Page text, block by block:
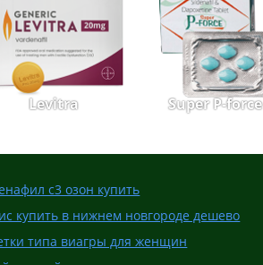
Levitra Super P-force
с3 озон купить
купить в нижнем новгороде дешево
типа виагры для женщин